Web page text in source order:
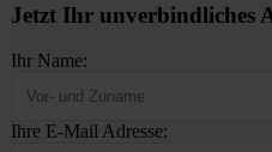
Jetzt Ihr unverbindliches
Ihr Name:
Ihre E-Mail Adresse: